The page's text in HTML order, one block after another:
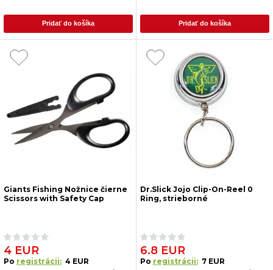
Pridať do košíka Pridať do košíka
Giants Fishing Nožnice čierne
Scissors with Safety Cap
4 EUR
Po registrácii: 4 EUR
Dr.Slick Jojo Clip-On-Reel 0
Ring, strieborné
6.8 EUR
Po registrácii: 7 EUR